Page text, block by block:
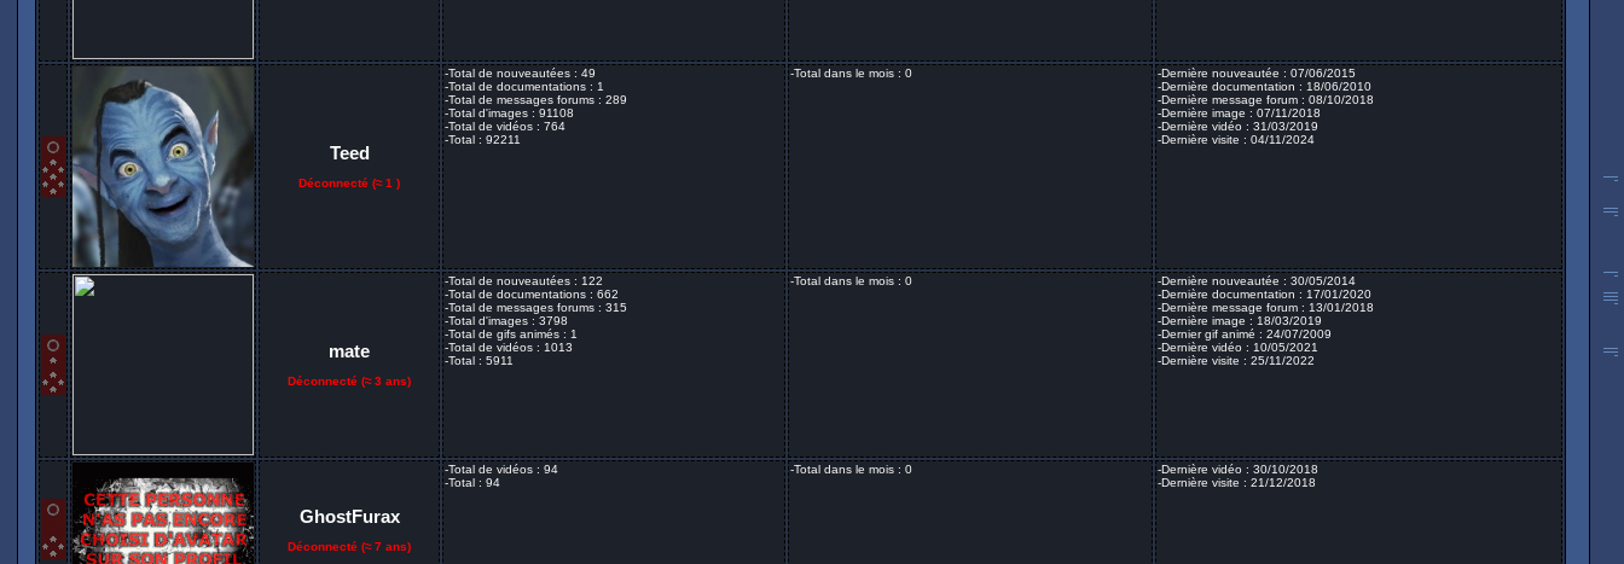
Teed
Déconnecté (≈ 1 )
-Total de nouveautées : 49
-Total de documentations : 1
-Total de messages forums : 289
-Total d'images : 91108
-Total de vidéos : 764
-Total : 92211
-Total dans le mois : 0
-Dernière nouveautée : 07/06/2015
-Dernière documentation : 18/06/2010
-Dernière message forum : 08/10/2018
-Dernière image : 07/11/2018
-Dernière vidéo : 31/03/2019
-Dernière visite : 04/11/2024
mate
Déconnecté (≈ 3 ans)
-Total de nouveautées : 122
-Total de documentations : 662
-Total de messages forums : 315
-Total d'images : 3798
-Total de gifs animés : 1
-Total de vidéos : 1013
-Total : 5911
-Total dans le mois : 0
-Dernière nouveautée : 30/05/2014
-Dernière documentation : 17/01/2020
-Dernière message forum : 13/01/2018
-Dernière image : 18/03/2019
-Dernier gif animé : 24/07/2009
-Dernière vidéo : 10/05/2021
-Dernière visite : 25/11/2022
GhostFurax
Déconnecté (≈ 7 ans)
-Total de vidéos : 94
-Total : 94
-Total dans le mois : 0
-Dernière vidéo : 30/10/2018
-Dernière visite : 21/12/2018